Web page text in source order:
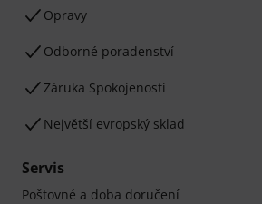
Opravy
Odborné poradenství
Záruka Spokojenosti
Největší evropský sklad
Servis
Poštovné a doba doručení